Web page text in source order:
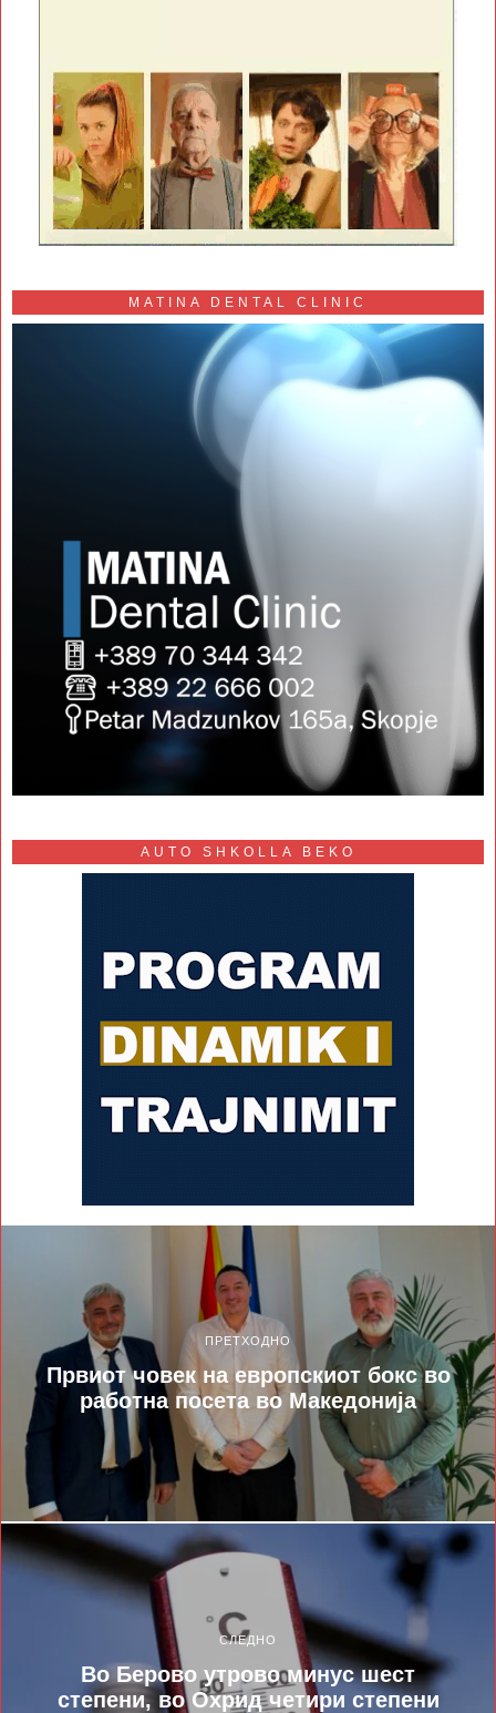
MATINA DENTAL CLINIC
AUTO SHKOLLA BEKO
ПРЕТХОДНО
Првиот човек на европскиот бокс во
работна посета во Македонија
СЛЕДНО
Во Берово утрово минус шест
степени, во Охрид четири степени